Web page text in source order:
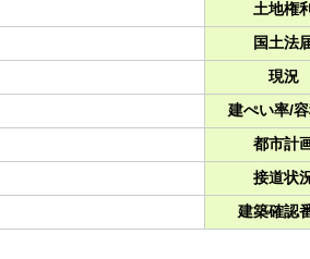
土地権利
国土法
現況
建ぺい率/
都市計
接道状
建築確認